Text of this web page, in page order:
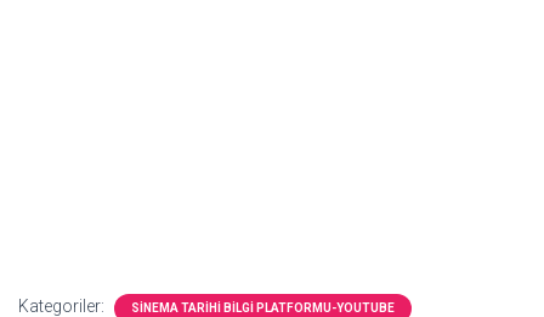
Kategoriler: SİNEMA TARİHİ BİLGİ PLATFORMU-YOUTUBE